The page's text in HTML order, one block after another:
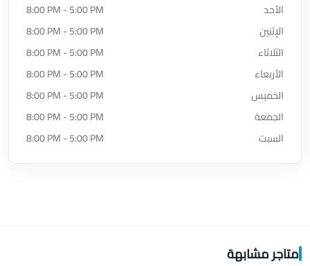
الأحد
8:00 PM - 5:00 PM
الإثنين
8:00 PM - 5:00 PM
الثلاثاء
8:00 PM - 5:00 PM
الأربعاء
8:00 PM - 5:00 PM
الخميس
8:00 PM - 5:00 PM
الجمعة
8:00 PM - 5:00 PM
السبت
8:00 PM - 5:00 PM
متاجر مشابهة